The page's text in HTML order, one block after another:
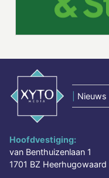
Hoofdvestiging:
van Benthuizenlaan 1
1701 BZ Heerhugowaard